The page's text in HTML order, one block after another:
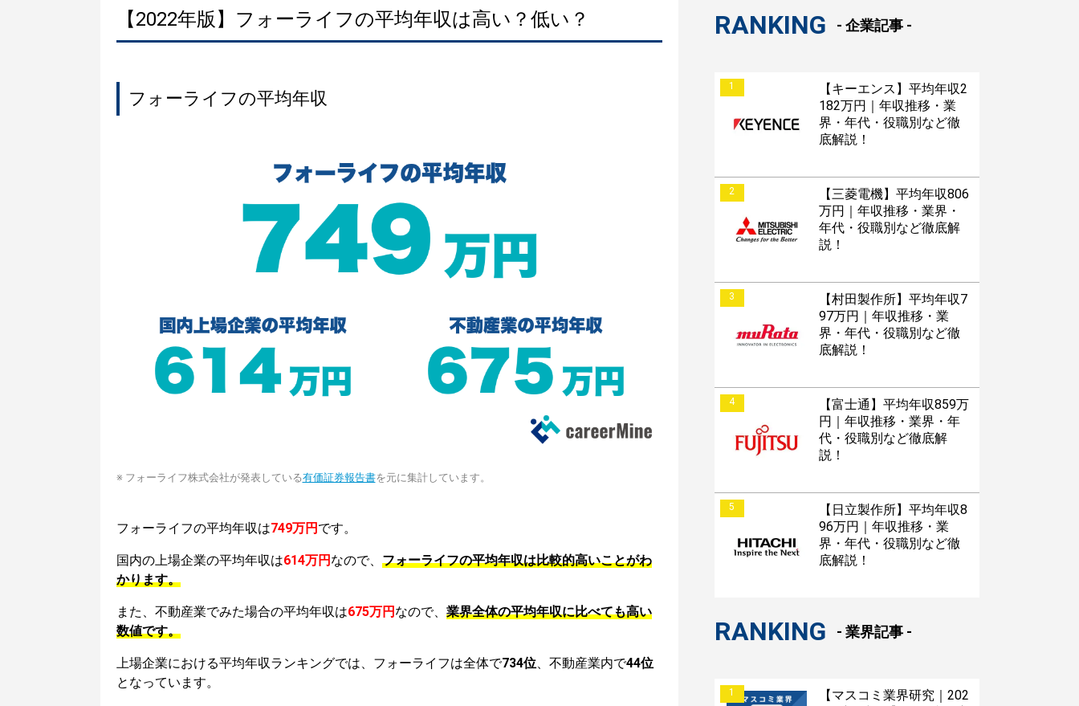
【2022年版】フォーライフの平均年収は高い？低い？
フォーライフの平均年収
※ フォーライフ株式会社が発表している有価証券報告書を元に集計しています。
フォーライフの平均年収は749万円 です。
国内の上場企業の平均年収は614万円 なので、 フォーライフの平均年収は比較的高いことがわ
かります。
また、不動産業でみた場合の平均年収は675万円 なので、 業界全体の平均年収に比べても高い
数値です。
上場企業における平均年収ランキングでは、フォーライフは全体で734位、不動産業内で44位
となっています。
RANKING - 企業記事 -
1
【キーエンス】平均年収2
182万円｜年収推移・業
界・年代・役職別など徹
底解説！
2
【三菱電機】平均年収806
万円｜年収推移・業界・
年代・役職別など徹底解
説！
3
【村田製作所】平均年収7
97万円｜年収推移・業
界・年代・役職別など徹
底解説！
4
【富士通】平均年収859万
円｜年収推移・業界・年
代・役職別など徹底解
説！
5
【日立製作所】平均年収8
96万円｜年収推移・業
界・年代・役職別など徹
底解説！
RANKING - 業界記事 -
1
【マスコミ業界研究｜202